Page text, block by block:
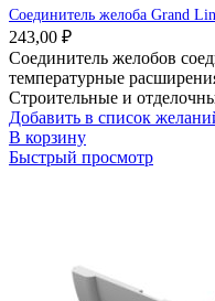
Соединитель желоба Grand
243,00 ₽
Соединитель желобов
температурные
Строительные и
Добавить в список
В корзину
Быстрый просмотр